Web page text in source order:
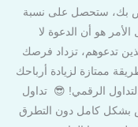
بك، ستحصل على نسبة
هو أن الدعوة لا
تدعوهم، تزداد فرصك
ممتازة لزيادة أرباحك
الرقمي! 😎 تداول
بشكل كامل دون التطرق